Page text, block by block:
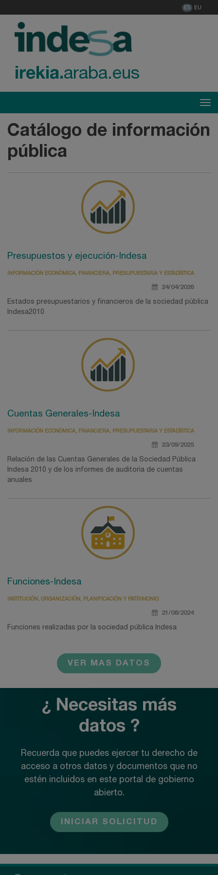
ES EU
irekia.araba.eus
Catálogo de información
pública
Presupuestos y ejecución-Indesa
INFORMACIÓN ECONÓMICA, FINANCIERA, PRESUPUESTARIA Y ESTADÍSTICA
24/04/2026
Estados presupuestarios y financieros de la sociedad pública
Indesa2010
Cuentas Generales-Indesa
INFORMACIÓN ECONÓMICA, FINANCIERA, PRESUPUESTARIA Y ESTADÍSTICA
23/09/2025
Relación de las Cuentas Generales de la Sociedad Pública
Indesa 2010 y de los informes de auditoria de cuentas
anuales
Funciones-Indesa
INSTITUCIÓN, ORGANIZACIÓN, PLANIFICACIÓN Y PATRIMONIO
21/08/2024
Funciones realizadas por la sociedad pública Indesa
VER MAS DATOS
¿ Necesitas más
datos ?
Recuerda que puedes ejercer tu derecho de
acceso a otros datos y documentos que no
estén incluidos en este portal de gobierno
abierto.
INICIAR SOLICITUD